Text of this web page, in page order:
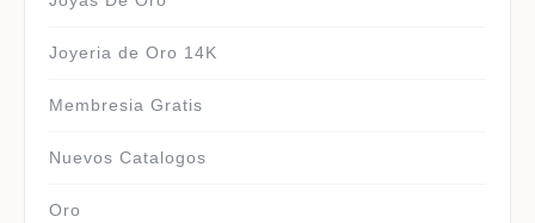
Joyeria de Oro 14K
Membresia Gratis
Nuevos Catalogos
Oro